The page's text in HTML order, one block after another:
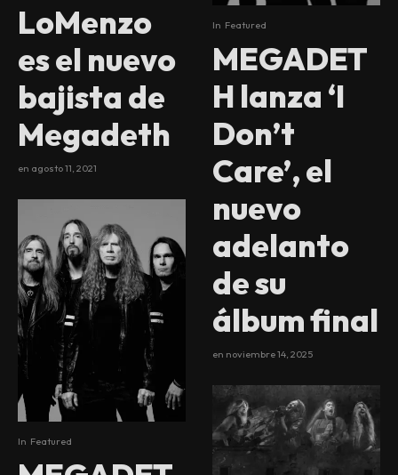
LoMenzo
es el nuevo
bajista de
Megadeth
en agosto 11, 2021
In Featured
In Featured
MEGADET
H lanza ‘I
Don’t
Care’, el
nuevo
adelanto
de su
álbum final
en noviembre 14, 2025